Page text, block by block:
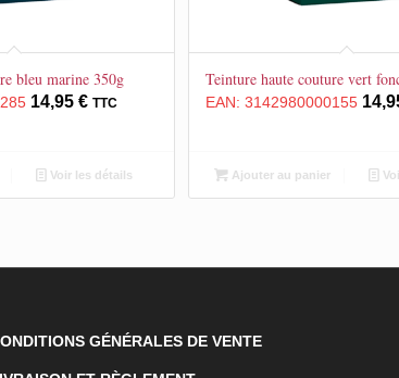
bleu marine 350g
14,95 € TTC
Voir les détails
Teinture haute couture vert
EAN:3142980000155
Ajouter au panier
GÉNÉRALES DE VENTE